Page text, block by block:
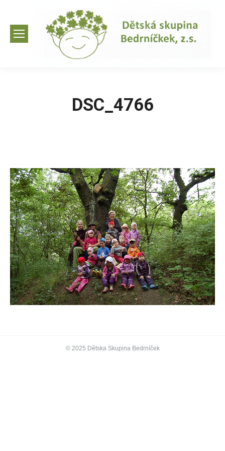
DSC_4766
© 2025 Dětska Skupina Bedrníček